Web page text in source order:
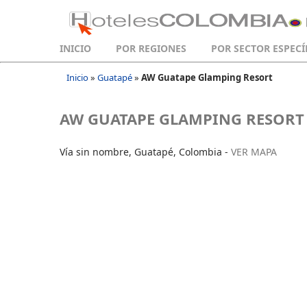
INICIO POR REGIONES POR SECTOR
Inicio» Guatapé» AW Guatape Glamping Resort
AW GUATAPE GLAMPING RESORT
Vía sin nombre, Guatapé, Colombia - VER MAPA